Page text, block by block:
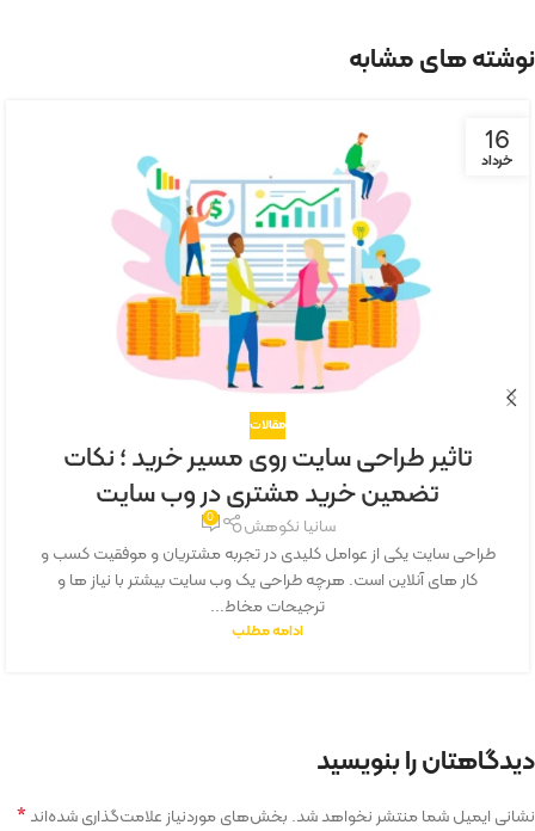
نوشته های مشابه
16
خرداد
مقالات
تاثیر طراحی سایت روی مسیر خرید ؛ نکات
تضمین خرید مشتری در وب سایت
سانیا نکوهش 0
طراحی سایت یکی از عوامل کلیدی در تجربه مشتریان و موفقیت کسب و
کار های آنلاین است. هرچه طراحی یک وب سایت بیشتر با نیاز ها و
ترجیحات مخاط...
ادامه مطلب
دیدگاهتان را بنویسید
نشانی ایمیل شما منتشر نخواهد شد. بخش‌های موردنیاز علامت‌گذاری شده‌اند*